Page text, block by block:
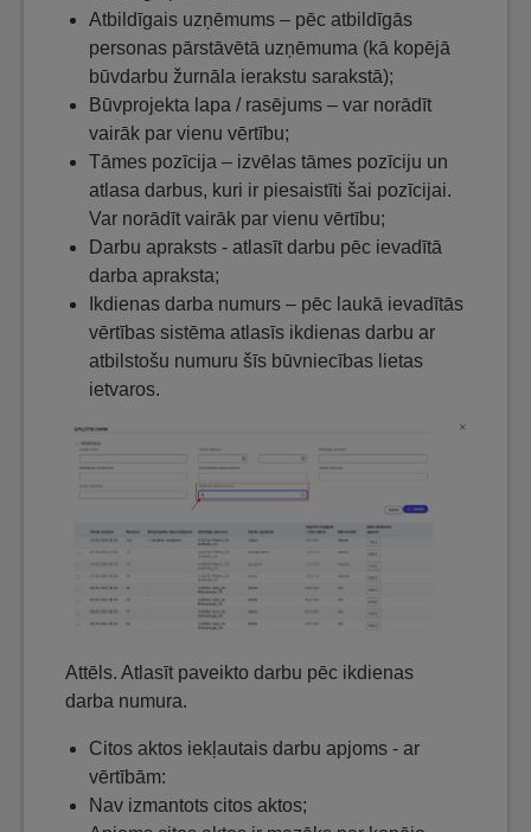
Atbildīgais uzņēmums – pēc atbildīgās
personas pārstāvētā uzņēmuma (kā kopējā
būvdarbu žurnāla ierakstu sarakstā);
Būvprojekta lapa / rasējums – var norādīt
vairāk par vienu vērtību;
Tāmes pozīcija – izvēlas tāmes pozīciju un
atlasa darbus, kuri ir piesaistīti šai pozīcijai.
Var norādīt vairāk par vienu vērtību;
Darbu apraksts - atlasīt darbu pēc ievadītā
darba apraksta;
Ikdienas darba numurs – pēc laukā ievadītās
vērtības sistēma atlasīs ikdienas darbu ar
atbilstošu numuru šīs būvniecības lietas
ietvaros.
Attēls. Atlasīt paveikto darbu pēc ikdienas
darba numura.
Citos aktos iekļautais darbu apjoms - ar
vērtībām:
Nav izmantots citos aktos;